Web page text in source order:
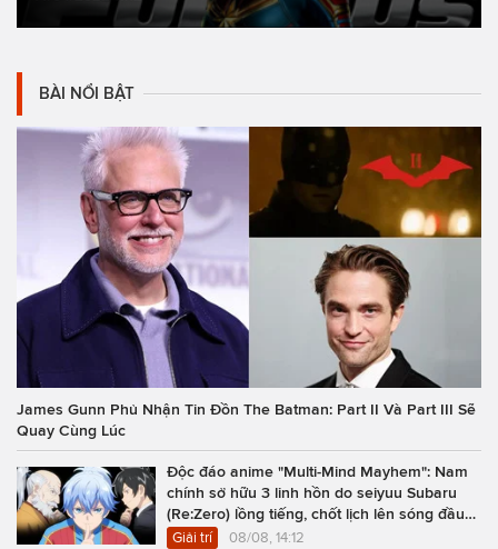
BÀI NỔI BẬT
James Gunn Phủ Nhận Tin Đồn The Batman: Part II Và Part III Sẽ
Quay Cùng Lúc
Độc đáo anime "Multi-Mind Mayhem": Nam
chính sở hữu 3 linh hồn do seiyuu Subaru
(Re:Zero) lồng tiếng, chốt lịch lên sóng đầu
năm 2027
Giải trí 08/08, 14:12